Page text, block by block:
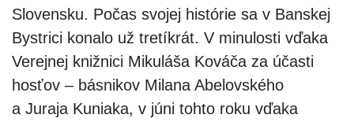
Slovensku. Počas svojej histórie sa v Banskej
Bystrici konalo už tretíkrát. V minulosti vďaka
Verejnej knižnici Mikuláša Kováča za účasti
hosťov – básnikov Milana Abelovského
a Juraja Kuniaka, v júni tohto roku vďaka